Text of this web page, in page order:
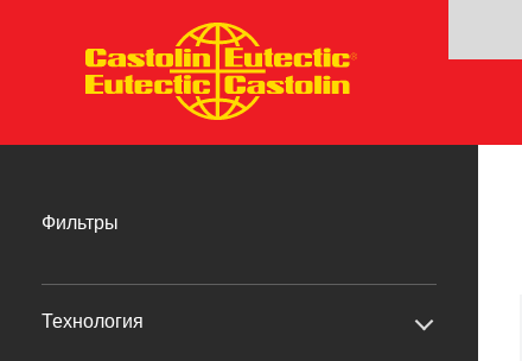
Фильтры
Технология